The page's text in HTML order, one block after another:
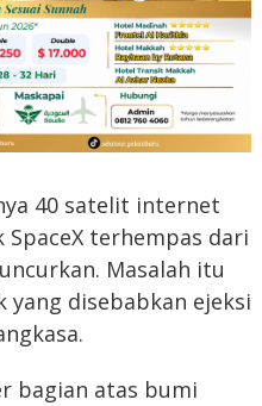
40 satelit internet
terhempas dari
Masalah itu
disebabkan ejeksi
bagian atas bumi